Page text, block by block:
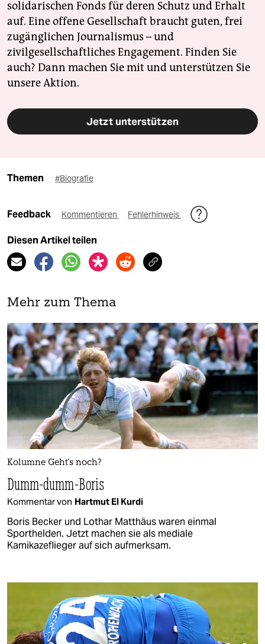
solidarischen Fonds für deren Schutz und Erhalt
auf. Eine offene Gesellschaft braucht guten, frei
zugänglichen Journalismus – und
zivilgesellschaftliches Engagement. Finden Sie
auch? Dann machen Sie mit und unterstützen Sie
unsere Aktion.
Jetzt unterstützen
Themen #Biografie
Feedback Kommentieren Fehlerhinweis
Diesen Artikel teilen
Mehr zum Thema
Kolumne Geht's noch?
Dumm-dumm-Boris
Kommentar von Hartmut El Kurdi
Boris Becker und Lothar Matthäus waren einmal
Sporthelden. Jetzt machen sie als mediale
Kamikazeflieger auf sich aufmerksam.